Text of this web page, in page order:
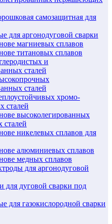
самозащитная для
для аргонодуговой сварки
магниевых сплавов
титановых сплавов
и
сталей
сталей
хромо-
сталей
высоколегированных
никелевых сплавов для
алюминиевых сплавов
медных сплавов
для аргонодуговой
дуговой сварки под
для газокислородной сварки